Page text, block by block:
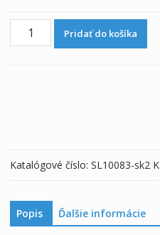
množstvo
Pridať do košíka
Katalógové číslo: SL10083-sk2
Popis Ďalšie informácie